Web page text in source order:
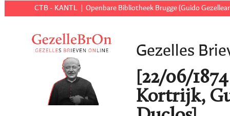
CTB - KANTL Openbare Bibliotheek Brugge (Guido
Gezelles
[22/06/
Kortrijk,